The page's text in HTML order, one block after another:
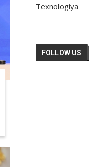
Texnologiya
FOLLOW US